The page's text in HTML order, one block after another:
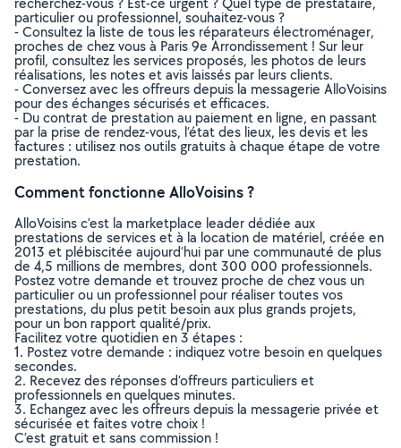
particulier ou professionnel, souhaitez-vous ?
- Consultez la liste de tous les réparateurs électroménager,
proches de chez vous à Paris 9e Arrondissement ! Sur leur
profil, consultez les services proposés, les photos de leurs
réalisations, les notes et avis laissés par leurs clients.
- Conversez avec les offreurs depuis la messagerie AlloVoisins
pour des échanges sécurisés et efficaces.
- Du contrat de prestation au paiement en ligne, en passant
par la prise de rendez-vous, l’état des lieux, les devis et les
factures : utilisez nos outils gratuits à chaque étape de votre
prestation.
Comment fonctionne AlloVoisins ?
AlloVoisins c’est la marketplace leader dédiée aux
prestations de services et à la location de matériel, créée en
2013 et plébiscitée aujourd’hui par une communauté de plus
de 4,5 millions de membres, dont 300 000 professionnels.
Postez votre demande et trouvez proche de chez vous un
particulier ou un professionnel pour réaliser toutes vos
prestations, du plus petit besoin aux plus grands projets,
pour un bon rapport qualité/prix.
Facilitez votre quotidien en 3 étapes :
1. Postez votre demande : indiquez votre besoin en quelques
secondes.
2. Recevez des réponses d’offreurs particuliers et
professionnels en quelques minutes.
3. Echangez avec les offreurs depuis la messagerie privée et
sécurisée et faites votre choix !
C’est gratuit et sans commission !